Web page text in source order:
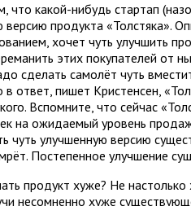
что какой-нибудь стартап
версию продукта «Толстяка».
хочет чуть улучшить
этих покупателей от
сделать самолёт чуть
в ответ, пишет Кристенсен,
Вспомните, что сейчас
на ожидаемый уровень
чуть улучшенную версию
Постепенное улучшение
продукт хуже? Не
несомненно хуже